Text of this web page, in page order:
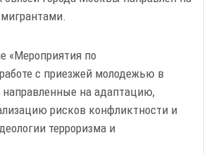
«Мероприятия по
с приезжей молодежью в
направленные на адаптацию,
рисков конфликтности и
терроризма и